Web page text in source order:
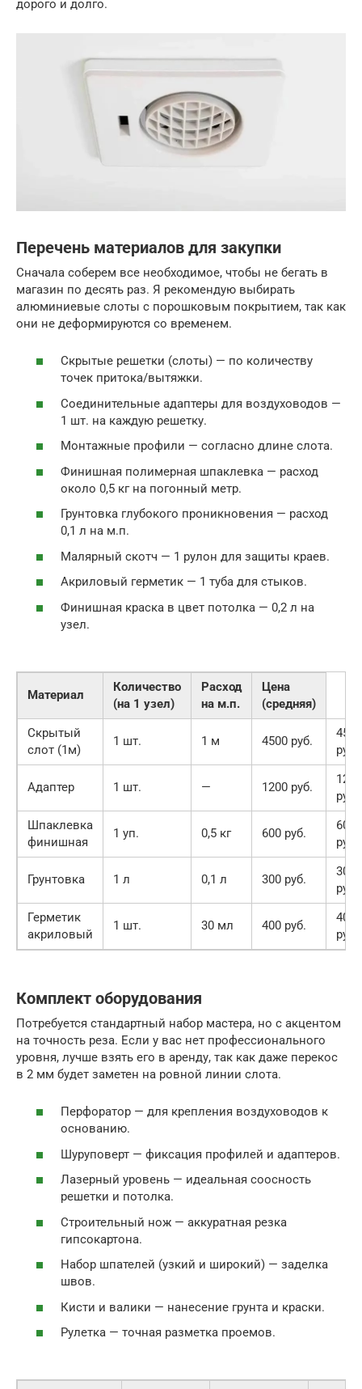
дорого и долго.
Перечень материалов для закупки
Сначала соберем все необходимое, чтобы не бегать в
магазин по десять раз. Я рекомендую выбирать
алюминиевые слоты с порошковым покрытием, так как
они не деформируются со временем.
Скрытые решетки (слоты) — по количеству
точек притока/вытяжки.
Соединительные адаптеры для воздуховодов —
1 шт. на каждую решетку.
Монтажные профили — согласно длине слота.
Финишная полимерная шпаклевка — расход
около 0,5 кг на погонный метр.
Грунтовка глубокого проникновения — расход
0,1 л на м.п.
Малярный скотч — 1 рулон для защиты краев.
Акриловый герметик — 1 туба для стыков.
Финишная краска в цвет потолка — 0,2 л на
узел.
Материал
Количество
(на 1 узел)
Расход
на м.п.
Цена
(средняя)
Скрытый
слот (1м)
1 шт. 1 м 4500 руб.
4500
руб.
Адаптер 1 шт. — 1200 руб.
1200
руб.
Шпаклевка
финишная
1 уп. 0,5 кг 600 руб.
600
руб.
Грунтовка 1 л 0,1 л 300 руб.
300
руб.
Герметик
акриловый
1 шт. 30 мл 400 руб.
400
руб.
Комплект оборудования
Потребуется стандартный набор мастера, но с акцентом
на точность реза. Если у вас нет профессионального
уровня, лучше взять его в аренду, так как даже перекос
в 2 мм будет заметен на ровной линии слота.
Перфоратор — для крепления воздуховодов к
основанию.
Шуруповерт — фиксация профилей и адаптеров.
Лазерный уровень — идеальная соосность
решетки и потолка.
Строительный нож — аккуратная резка
гипсокартона.
Набор шпателей (узкий и широкий) — заделка
швов.
Кисти и валики — нанесение грунта и краски.
Рулетка — точная разметка проемов.